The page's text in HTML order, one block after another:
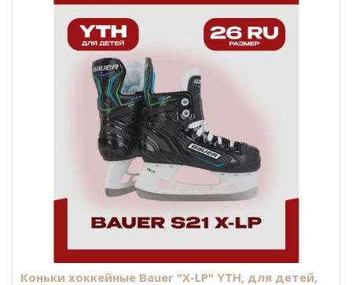
Коньки хоккейные Bauer "X-LP" YTH, для детей,